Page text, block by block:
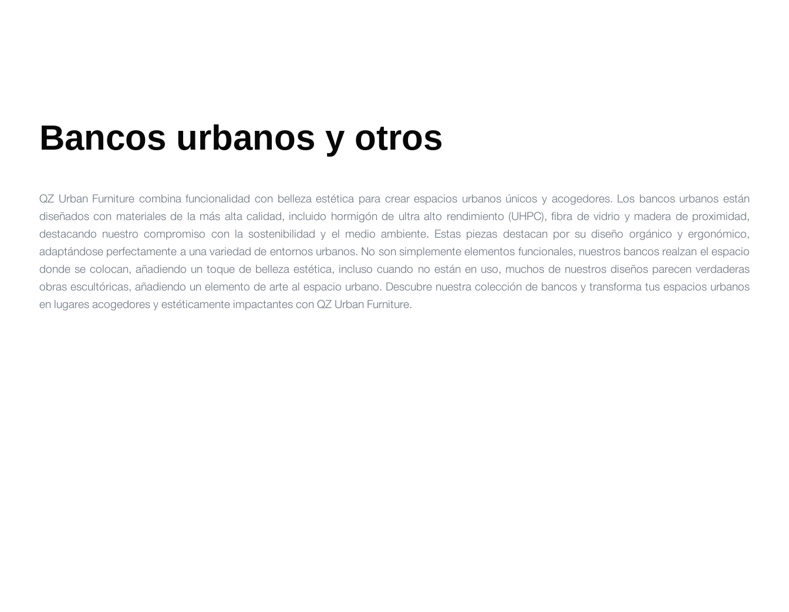
Bancos urbanos y otros
QZ Urban Furniture combina funcionalidad con belleza estética para crear espacios urbanos únicos y acogedores. Los bancos urbanos están
diseñados con materiales de la más alta calidad, incluido hormigón de ultra alto rendimiento (UHPC), fibra de vidrio y madera de proximidad,
destacando nuestro compromiso con la sostenibilidad y el medio ambiente. Estas piezas destacan por su diseño orgánico y ergonómico,
adaptándose perfectamente a una variedad de entornos urbanos. No son simplemente elementos funcionales, nuestros bancos realzan el espacio
donde se colocan, añadiendo un toque de belleza estética, incluso cuando no están en uso, muchos de nuestros diseños parecen verdaderas
obras escultóricas, añadiendo un elemento de arte al espacio urbano. Descubre nuestra colección de bancos y transforma tus espacios urbanos
en lugares acogedores y estéticamente impactantes con QZ Urban Furniture.